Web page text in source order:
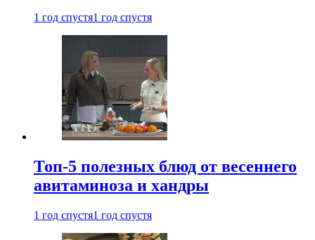
1 год спустя1 год спустя
Топ-5 полезных блюд от весеннего
авитаминоза и хандры
1 год спустя1 год спустя